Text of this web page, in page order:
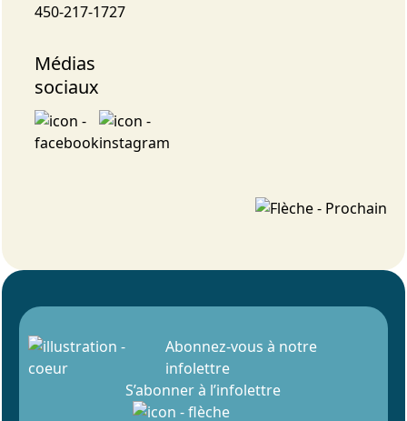
450-217-1727
Médias
sociaux
Abonnez-vous à notre
infolettre
S’abonner à l’infolettre